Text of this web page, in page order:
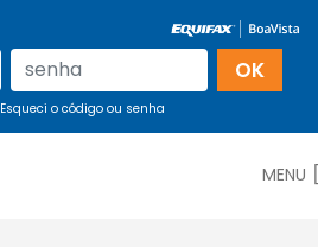
Esqueci o código ou senha
MENU